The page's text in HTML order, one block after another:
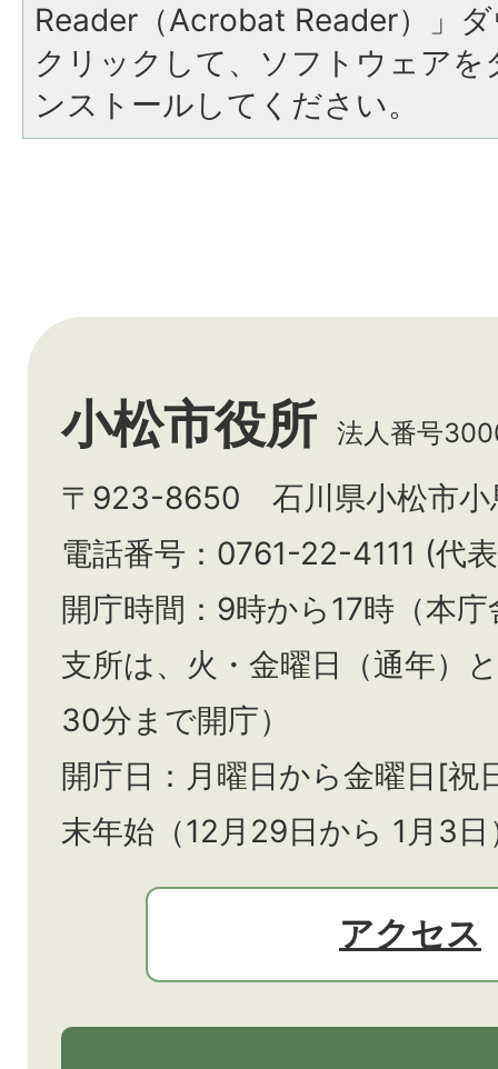
Reader（Acrobat Reader）」
クリックして、ソフトウェア
ンストールしてください。
小松市役所 法人番号
〒923-8650 石川県小松市小
電話番号：0761-22-4111 (代
開庁時間：9時から17時（本
支所は、火・金曜日（通年）と
30分まで開庁）
開庁日：月曜日から金曜日[祝
末年始（12月29日から 1月3
アクセス